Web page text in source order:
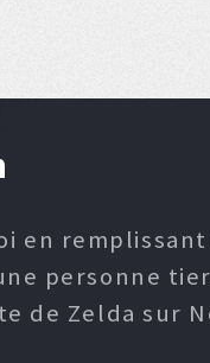
en
personne
de Zelda sur